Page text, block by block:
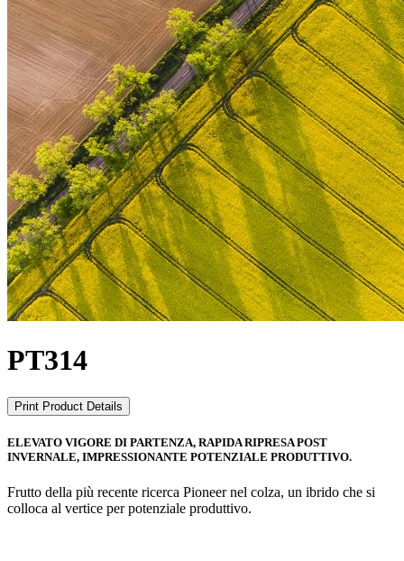
PT314
Print Product Details
ELEVATO VIGORE DI PARTENZA, RAPIDA RIPRESA POST
INVERNALE, IMPRESSIONANTE POTENZIALE PRODUTTIVO.
Frutto della più recente ricerca Pioneer nel colza, un ibrido che si
colloca al vertice per potenziale produttivo.